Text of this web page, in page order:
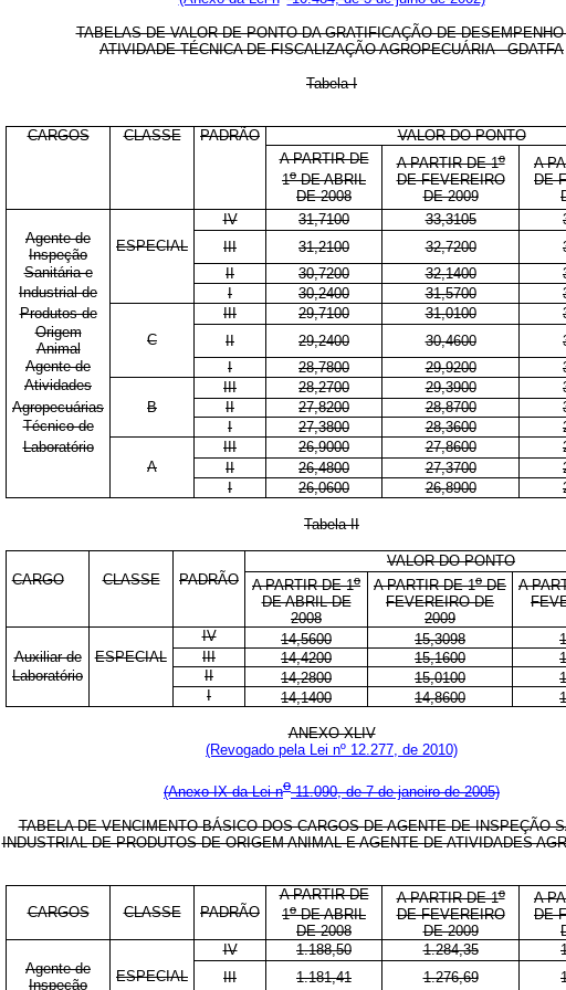
TABELAS DE VALOR DE PONTO DA GRATIFICAÇÃO DE
ATIVIDADE TÉCNICA DE FISCALIZAÇÃO AGROPECUÁRIA - GDATFA
Tabela I
CARGOS
CLASSE PADRÃO
VALOR DO PONTO
A PARTIR DE
1oDE ABRIL
DE 2008
A PARTIR DE 1o
DE FEVEREIRO
DE 2009
A
DE
IV
31,7100 33,3105
Agente de
Inspeção
ESPECIAL III 31,2100 32,7200
Sanitária e
II 30,7200 32,1400
Industrial de
I 30,2400 31,5700
Produtos de
III 29,7100 31,0100
Origem
Animal
C II 29,2400 30,4600
Agente de
I 28,7800 29,9200
Atividades
III 28,2700 29,3900
Agropecuárias
B II 27,8200 28,8700
Técnico de
I 27,3800 28,3600
Laboratório
III 26,9000 27,8600
A
II 26,4800 27,3700
I
26,0600 26,8900
Tabela II
VALOR DO PONTO
CARGO
CLASSE PADRÃO A PARTIR DE 1o
DE ABRIL DE
2008
A PARTIR DE 1oDE
FEVEREIRO DE
2009
A
IV
14,5600 15,3098
Auxiliar de
ESPECIAL III 14,4200 15,1600
Laboratório
II 14,2800 15,0100
I
14,1400 14,8600
ANEXO XLIV
(Revogado pela Lei nº 12.277, de 2010)
(Anexo IX da Lei no11.090, de 7 de janeiro de 2005)
TABELA DE VENCIMENTO BÁSICO DOS CARGOS DE AGENTE DE INSPEÇÃO
INDUSTRIAL DE PRODUTOS DE ORIGEM ANIMAL E AGENTE DE ATIVIDADES
CARGOS CLASSE PADRÃO
A PARTIR DE
1oDE ABRIL
DE 2008
A PARTIR DE 1o
DE FEVEREIRO
DE 2009
A
DE
IV
1.188,50 1.284,35
Agente de
Inspeção
ESPECIAL III 1.181,41 1.276,69